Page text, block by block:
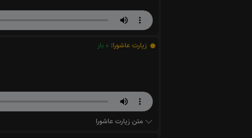
زیارت عاشورا: 0 بار
متن زیارت عاشورا